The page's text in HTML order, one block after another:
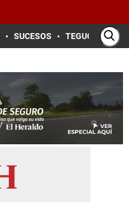
SUCESOS TEGUCIGALPA